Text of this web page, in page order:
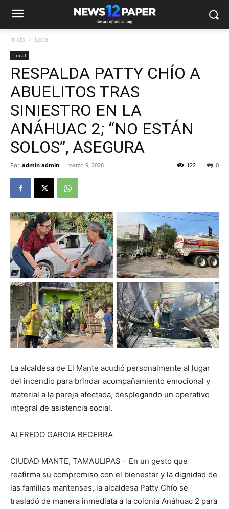
Inicio Local
Local
RESPALDA PATTY CHÍO A
ABUELITOS TRAS
SINIESTRO EN LA
ANÁHUAC 2; “NO ESTÁN
SOLOS”, ASEGURA
Por admin admin - marzo 9, 2026 0
122
La alcaldesa de El Mante acudió personalmente al lugar
del incendio para brindar acompañamiento emocional y
material a la pareja afectada, desplegando un operativo
integral de asistencia social.
ALFREDO GARCIA BECERRA
CIUDAD MANTE, TAMAULIPAS – En un gesto que
reafirma su compromiso con el bienestar y la dignidad de
las familias mantenses, la alcaldesa Patty Chío se
trasladó de manera inmediata a la colonia Anáhuac 2 para